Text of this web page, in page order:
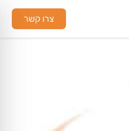
צרו קשר